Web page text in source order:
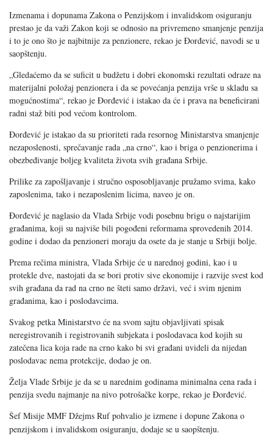
Izmenama i dopunama Zakona o Penzijskom i invalidskom osiguranju
prestao je da važi Zakon koji se odnosio na privremeno smanjenje penzija
i to je ono što je najbitnije za penzionere, rekao je Đorđević, navodi se u
saopštenju.
„Gledaćemo da se suficit u budžetu i dobri ekonomski rezultati odraze na
materijalni položaj penzionera i da se povećanja penzija vrše u skladu sa
mogućnostima“, rekao je Đorđević i istakao da će i prava na beneficirani
radni staž biti pod većom kontrolom.
Đorđević je istakao da su prioriteti rada resornog Ministarstva smanjenje
nezaposlenosti, sprečavanje rada „na crno“, kao i briga o penzionerima i
obezbeđivanje boljeg kvaliteta života svih građana Srbije.
Prilike za zapošljavanje i stručno osposobljavanje pružamo svima, kako
zaposlenima, tako i nezaposlenim licima, naveo je on.
Đorđević je naglasio da Vlada Srbije vodi posebnu brigu o najstarijim
građanima, koji su najviše bili pogođeni reformama sprovedenih 2014.
godine i dodao da penzioneri moraju da osete da je stanje u Srbiji bolje.
Prema rečima ministra, Vlada Srbije će u narednoj godini, kao i u
protekle dve, nastojati da se bori protiv sive ekonomije i razvije svest kod
svih građana da rad na crno ne šteti samo državi, već i svim njenim
građanima, kao i poslodavcima.
Svakog petka Ministarstvo će na svom sajtu objavljivati spisak
neregistrovanih i registrovanih subjekata i poslodavaca kod kojih su
zatečena lica koja rade na crno kako bi svi građani uvideli da nijedan
poslodavac nema protekcije, dodao je on.
Želja Vlade Srbije je da se u narednim godinama minimalna cena rada i
penzija svedu najmanje na nivo potrošačke korpe, rekao je Đorđević.
Šef Misije MMF Džejms Ruf pohvalio je izmene i dopune Zakona o
penzijskom i invalidskom osiguranju, dodaje se u saopštenju.